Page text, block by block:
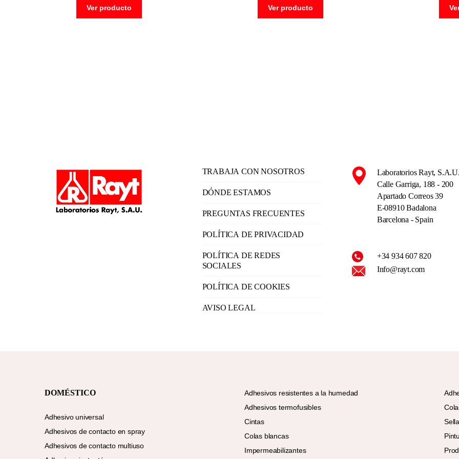
Ver producto Ver producto
TRABAJA CON NOSOTROS
DÓNDE ESTAMOS
PREGUNTAS FRECUENTES
POLÍTICA DE PRIVACIDAD
POLÍTICA DE REDES
SOCIALES
POLÍTICA DE COOKIES
AVISO LEGAL
Laboratorios Rayt, S.A.U.
Calle Garriga, 188 - 200
Apartado Correos 39
E-08910 Badalona
Barcelona - Spain
+34 934 607 820
Info@rayt.com
DOMÉSTICO
Adhesivo universal
Adhesivos de contacto en spray
Adhesivos de contacto multiuso
Adhesivos resistentes a la humedad
Adhesivos termofusibles
Cintas
Colas blancas
Impermeabilizantes